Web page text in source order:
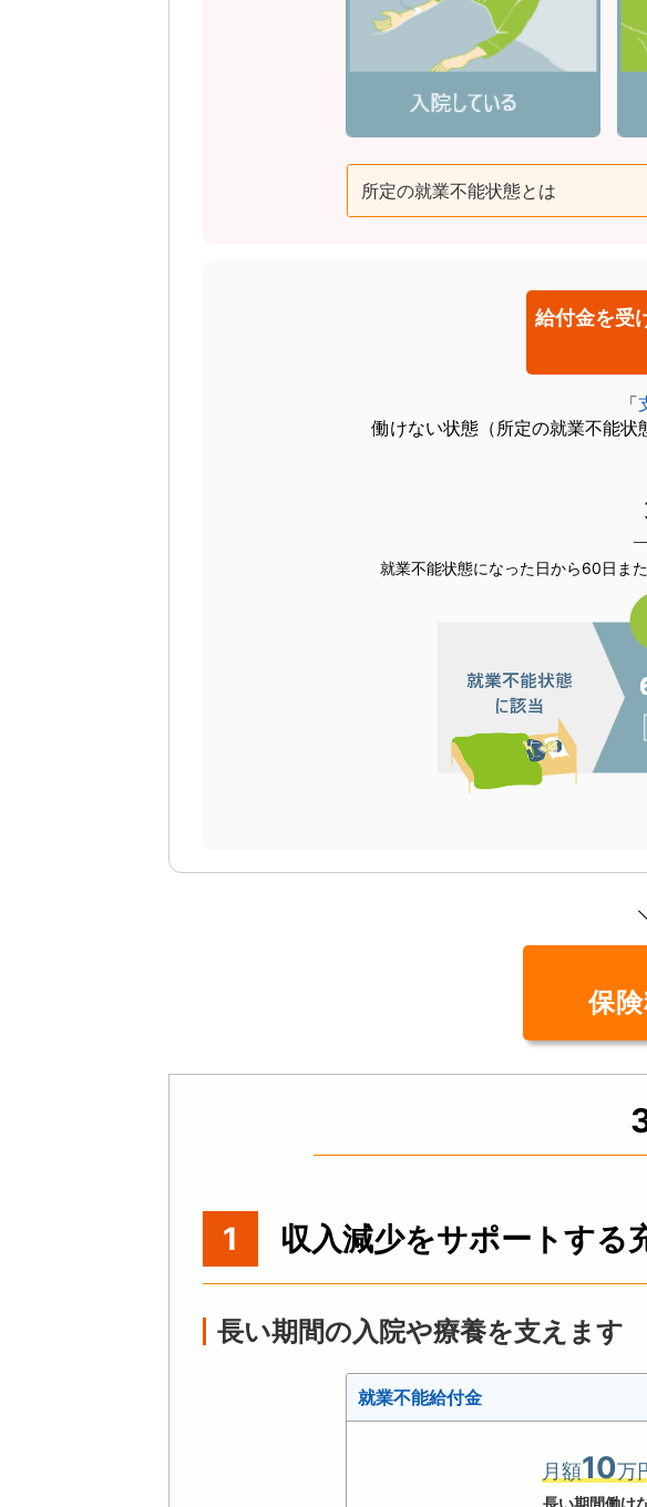
所定の就業不能状態とは
給付金を受
「
働けない状態（所定の就業不能状
就業不能状態になった日から60日ま
保
1 収入減少をサポートする
長い期間の入院や療養を支えます
就業不能給付金
月額10万